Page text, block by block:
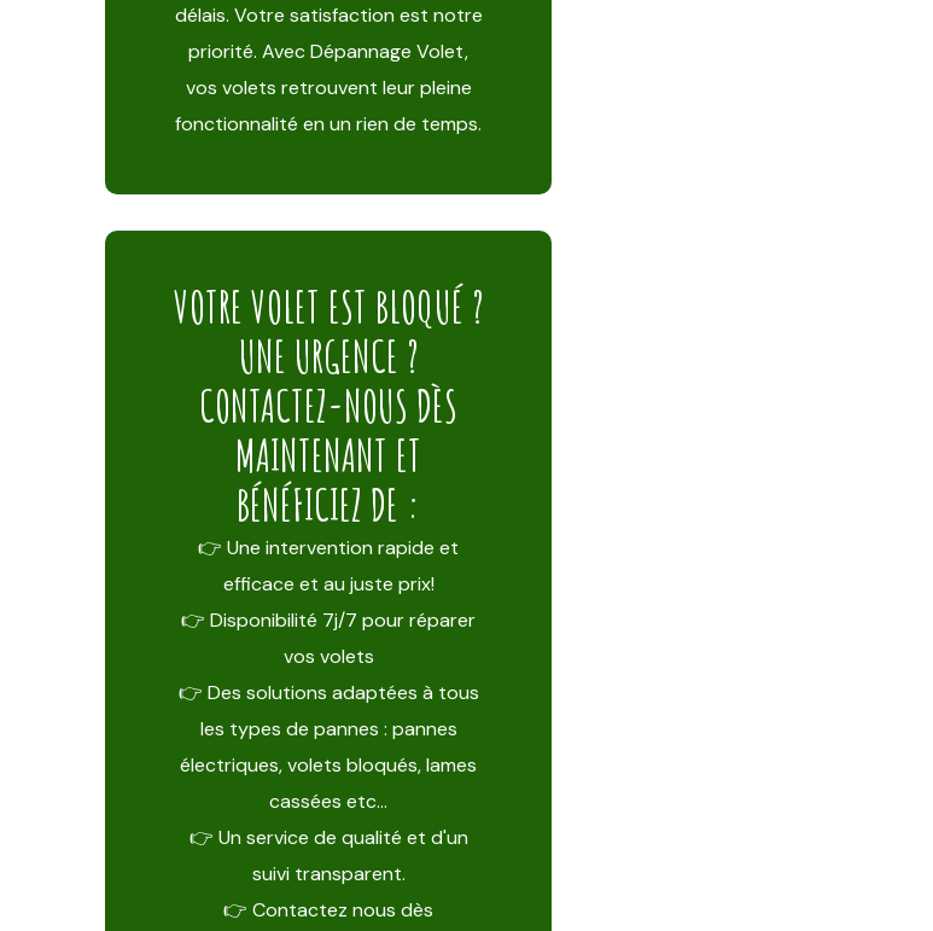
délais. Votre satisfaction est notre
priorité. Avec Dépannage Volet,
vos volets retrouvent leur pleine
fonctionnalité en un rien de temps.
VOTRE VOLET EST BLOQUÉ ?
UNE URGENCE ?
CONTACTEZ-NOUS DÈS
MAINTENANT ET
BÉNÉFICIEZ DE :
👉 Une intervention rapide et
efficace et au juste prix!
👉 Disponibilité 7j/7 pour réparer
vos volets
👉 Des solutions adaptées à tous
les types de pannes : pannes
électriques, volets bloqués, lames
cassées etc…
👉 Un service de qualité et d'un
suivi transparent.
👉 Contactez nous dès